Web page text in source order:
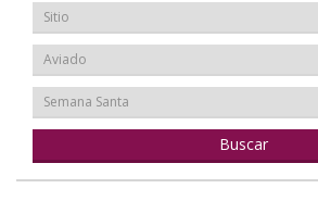
Sitio
Aviado
Semana Santa